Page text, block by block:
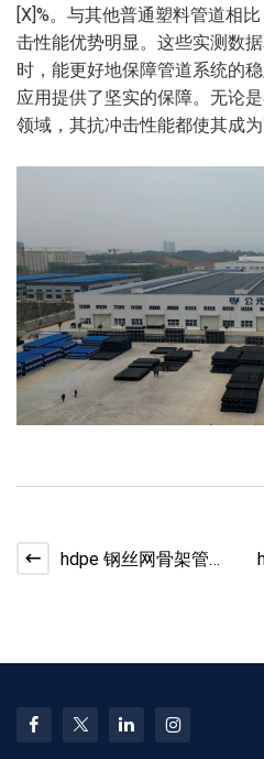
[X]%。与其他普通塑料管道相
击性能优势明显。这些实测数
时，能更好地保障管道系统的
应用提供了坚实的保障。无论
领域，其抗冲击性能都使其成为
hdpe 钢丝网骨架管耐